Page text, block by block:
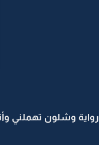
رواية وشلون تهملني